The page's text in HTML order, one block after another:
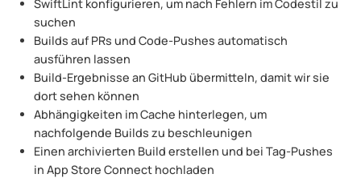
SwiftLint konfigurieren, um nach Fehlern im Codestil zu
suchen
Builds auf PRs und Code-Pushes automatisch
ausführen lassen
Build-Ergebnisse an GitHub übermitteln, damit wir sie
dort sehen können
Abhängigkeiten im Cache hinterlegen, um
nachfolgende Builds zu beschleunigen
Einen archivierten Build erstellen und bei Tag-Pushes
in App Store Connect hochladen